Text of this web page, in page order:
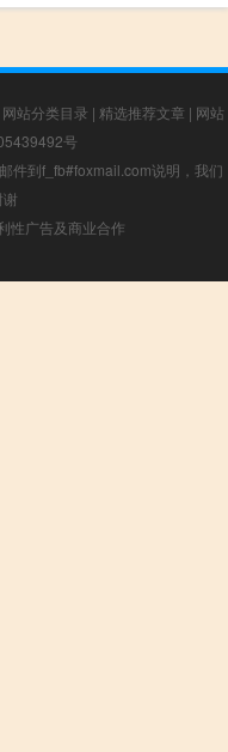
网站分类目录 | 精选推荐文章 | 网站
号
件到f_fb#foxmail.com说明，我们
性广告及商业合作